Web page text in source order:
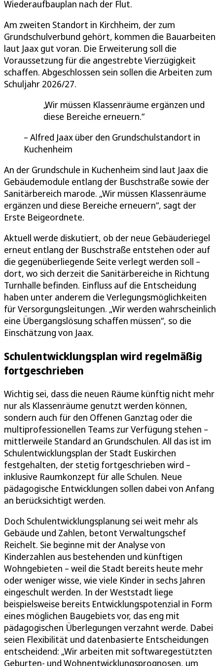
Wiederaufbauplan nach der Flut.
Am zweiten Standort in Kirchheim, der zum
Grundschulverbund gehört, kommen die Bauarbeiten
laut Jaax gut voran. Die Erweiterung soll die
Voraussetzung für die angestrebte Vierzügigkeit
schaffen. Abgeschlossen sein sollen die Arbeiten zum
Schuljahr 2026/27.
Wir müssen Klassenräume ergänzen und
diese Bereiche erneuern.
Alfred Jaax über den Grundschulstandort in
Kuchenheim
An der Grundschule in Kuchenheim sind laut Jaax die
Gebäudemodule entlang der Buschstraße sowie der
Sanitärbereich marode. „Wir müssen Klassenräume
ergänzen und diese Bereiche erneuern“, sagt der
Erste Beigeordnete.
Aktuell werde diskutiert, ob der neue Gebäuderiegel
erneut entlang der Buschstraße entstehen oder auf
die gegenüberliegende Seite verlegt werden soll –
dort, wo sich derzeit die Sanitärbereiche in Richtung
Turnhalle befinden. Einfluss auf die Entscheidung
haben unter anderem die Verlegungsmöglichkeiten
für Versorgungsleitungen. „Wir werden wahrscheinlich
eine Übergangslösung schaffen müssen“, so die
Einschätzung von Jaax.
Schulentwicklungsplan wird regelmäßig
fortgeschrieben
Wichtig sei, dass die neuen Räume künftig nicht mehr
nur als Klassenräume genutzt werden können,
sondern auch für den Offenen Ganztag oder die
multiprofessionellen Teams zur Verfügung stehen –
mittlerweile Standard an Grundschulen. All das ist im
Schulentwicklungsplan der Stadt Euskirchen
festgehalten, der stetig fortgeschrieben wird –
inklusive Raumkonzept für alle Schulen. Neue
pädagogische Entwicklungen sollen dabei von Anfang
an berücksichtigt werden.
Doch Schulentwicklungsplanung sei weit mehr als
Gebäude und Zahlen, betont Verwaltungschef
Reichelt. Sie beginne mit der Analyse von
Kinderzahlen aus bestehenden und künftigen
Wohngebieten – weil die Stadt bereits heute mehr
oder weniger wisse, wie viele Kinder in sechs Jahren
eingeschult werden. In der Weststadt liege
beispielsweise bereits Entwicklungspotenzial in Form
eines möglichen Baugebiets vor, das eng mit
pädagogischen Überlegungen verzahnt werde. Dabei
seien Flexibilität und datenbasierte Entscheidungen
entscheidend: „Wir arbeiten mit softwaregestützten
Geburten- und Wohnentwicklungsprognosen, um